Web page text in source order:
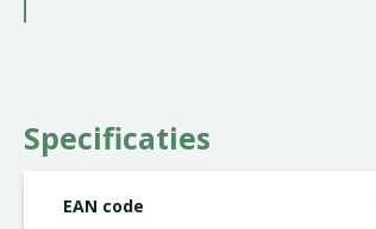
Specificaties
EAN code